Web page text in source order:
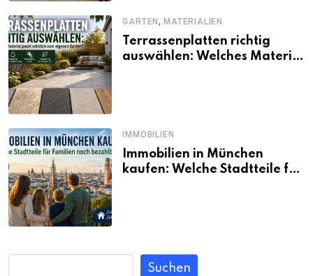
GARTEN,MATERIALIEN
Terrassenplatten richtig
auswählen: Welches Material
IMMOBILIEN
Immobilien in München
kaufen: Welche Stadtteile für
Suchen